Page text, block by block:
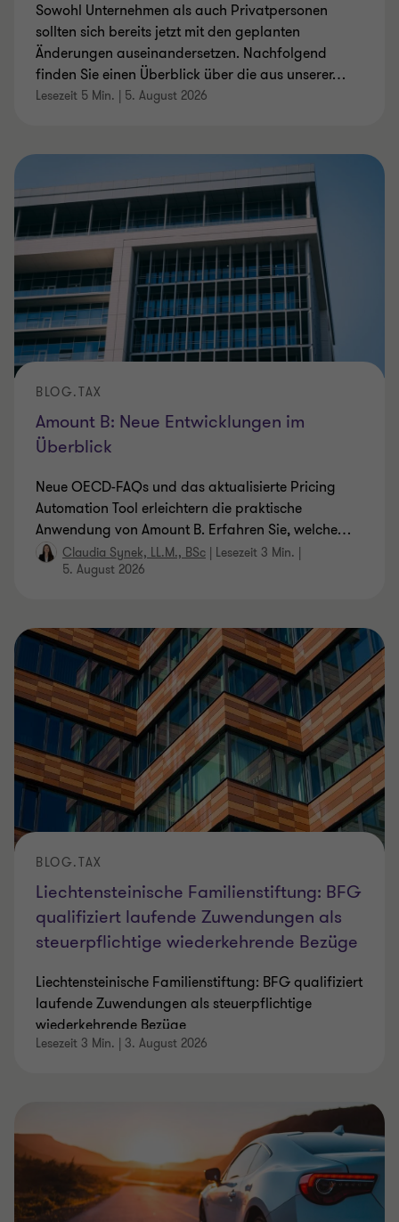
Sowohl Unternehmen als auch Privatpersonen
sollten sich bereits jetzt mit den geplanten
Änderungen auseinandersetzen. Nachfolgend
finden Sie einen Überblick über die aus unserer…
Lesezeit 5 Min. | 5. August 2026
Amount B: Neue Entwicklungen im
Überblick
BLOG.TAX
Neue OECD-FAQs und das aktualisierte Pricing
Automation Tool erleichtern die praktische
Anwendung von Amount B. Erfahren Sie, welche…
Claudia Synek, LL.M., BSc | Lesezeit 3 Min. |
5. August 2026
Liechtensteinische Familienstiftung: BFG
qualifiziert laufende Zuwendungen als
steuerpflichtige wiederkehrende Bezüge
BLOG.TAX
Liechtensteinische Familienstiftung: BFG qualifiziert
laufende Zuwendungen als steuerpflichtige
wiederkehrende Bezüge
Lesezeit 3 Min. | 3. August 2026